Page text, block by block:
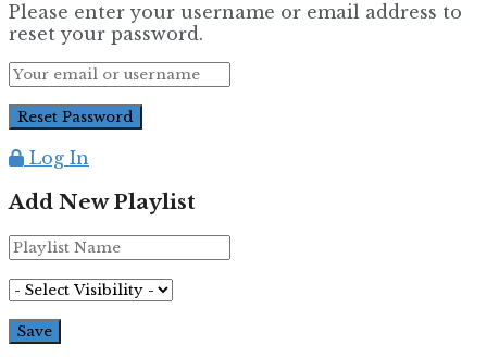
Please enter your username or email address to
reset your password.
Log In
Add New Playlist